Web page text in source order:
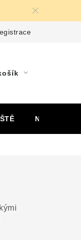
pro odstoupení
NÁŠ PŘÍBĚH